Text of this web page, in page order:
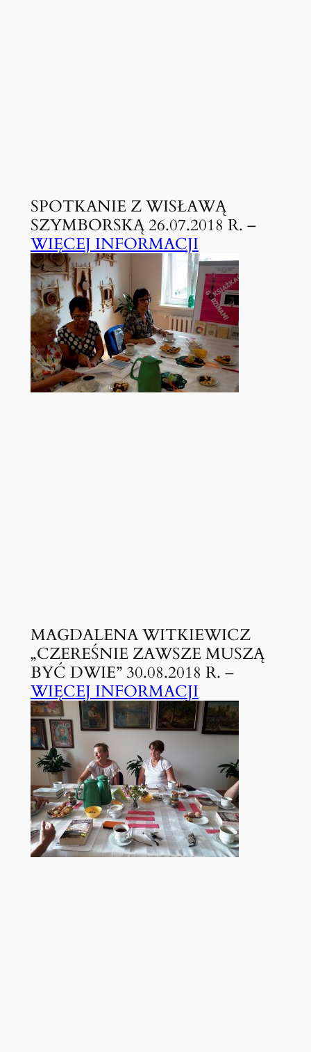
SPOTKANIE Z WISŁAWĄ
SZYMBORSKĄ 26.07.2018 R. –
WIĘCEJ INFORMACJI
MAGDALENA WITKIEWICZ
„CZEREŚNIE ZAWSZE MUSZĄ
BYĆ DWIE” 30.08.2018 R. –
WIĘCEJ INFORMACJI